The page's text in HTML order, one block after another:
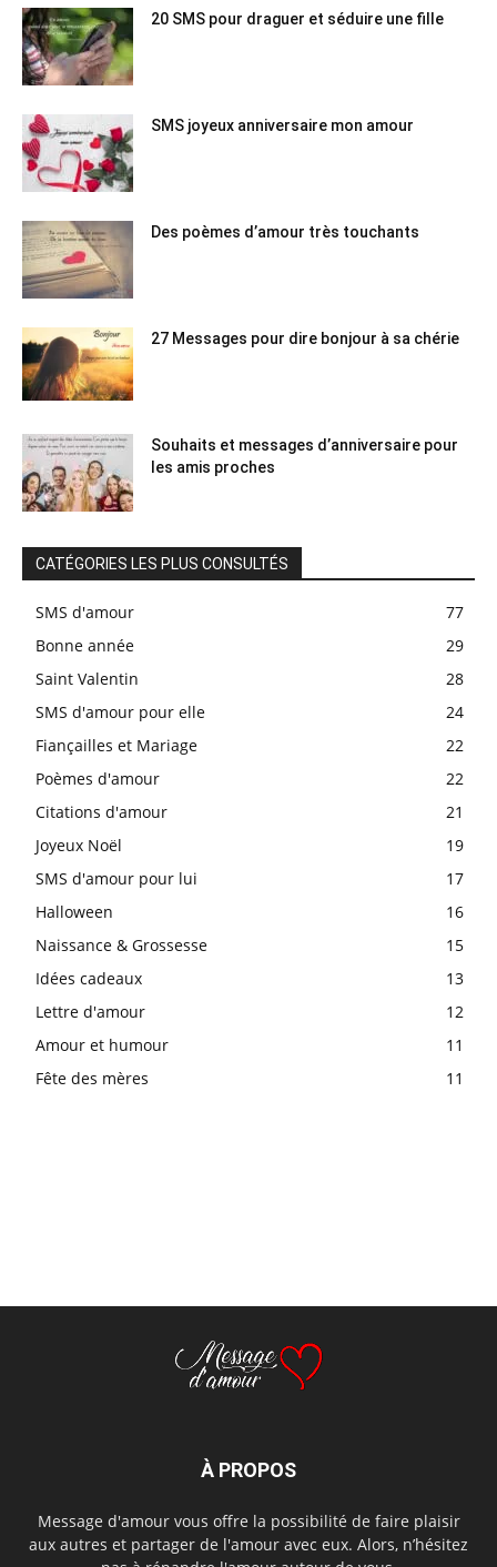
20 SMS pour draguer et séduire une fille
SMS joyeux anniversaire mon amour
Des poèmes d’amour très touchants
27 Messages pour dire bonjour à sa chérie
Souhaits et messages d’anniversaire pour
les amis proches
CATÉGORIES LES PLUS CONSULTÉS
SMS d'amour
77
Bonne année
29
Saint Valentin
28
SMS d'amour pour elle
24
Fiançailles et Mariage
22
Poèmes d'amour
22
Citations d'amour
21
Joyeux Noël
19
SMS d'amour pour lui
17
Halloween
16
Naissance & Grossesse
15
Idées cadeaux
13
Lettre d'amour
12
Amour et humour
11
Fête des mères
11
À PROPOS
Message d'amour vous offre la possibilité de faire plaisir
aux autres et partager de l'amour avec eux. Alors, n’hésitez